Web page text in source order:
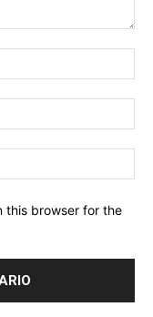
this browser for the